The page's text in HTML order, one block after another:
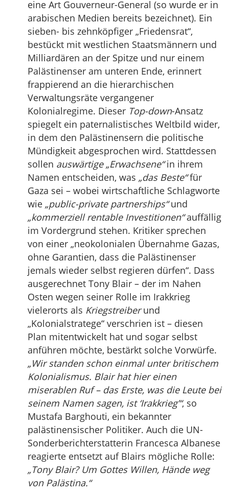
eine Art Gouverneur-General (so wurde er in
arabischen Medien bereits bezeichnet). Ein
sieben- bis zehnköpfiger „Friedensrat“,
bestückt mit westlichen Staatsmännern und
Milliardären an der Spitze und nur einem
Palästinenser am unteren Ende, erinnert
frappierend an die hierarchischen
Verwaltungsräte vergangener
Kolonialregime. Dieser Top-down-Ansatz
spiegelt ein paternalistisches Weltbild wider,
in dem den Palästinensern die politische
Mündigkeit abgesprochen wird. Stattdessen
sollen auswärtige „Erwachsene“in ihrem
Namen entscheiden, was „das Beste“für
Gaza sei – wobei wirtschaftliche Schlagworte
wie „public-private partnerships“und
„kommerziell rentable Investitionen“auffällig
im Vordergrund stehen. Kritiker sprechen
von einer „neokolonialen Übernahme Gazas,
ohne Garantien, dass die Palästinenser
jemals wieder selbst regieren dürfen“. Dass
ausgerechnet Tony Blair – der im Nahen
Osten wegen seiner Rolle im Irakkrieg
vielerorts als Kriegstreiberund
„Kolonialstratege“ verschrien ist – diesen
Plan mitentwickelt hat und sogar selbst
anführen möchte, bestärkt solche Vorwürfe.
„Wir standen schon einmal unter britischem
Kolonialismus. Blair hat hier einen
miserablen Ruf – das Erste, was die Leute bei
seinem Namen sagen, ist ‘Irakkrieg’“, so
Mustafa Barghouti, ein bekannter
palästinensischer Politiker. Auch die UN-
Sonderberichterstatterin Francesca Albanese
reagierte entsetzt auf Blairs mögliche Rolle:
„Tony Blair? Um Gottes Willen, Hände weg
von Palästina.“